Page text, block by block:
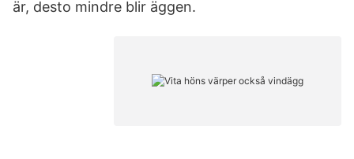
är, desto mindre blir äggen.